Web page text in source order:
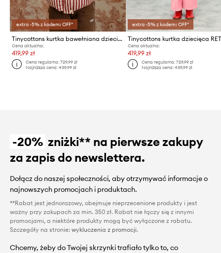
extra -5% z kodem: OFF*
Tinycottons kurtka bawełniana dziecięca STRIPES SHORT PADDED JACKET
Cena aktualna:
419,99 zł
Cena regularna:729,99 zł
Najniższa cena:439,99 zł
extra -5% z kodem: OFF*
Cena aktualna:
419,99 zł
Cena regularna: 729,99 zł
Najniższa cena: 439,99 zł
-20% zniżki** na pierwsze zakupy
za zapis do newslettera.
Dołącz do naszej społeczności, aby otrzymywać informacje o
najnowszych promocjach i produktach.
**Rabat jest jednorazowy, obejmuje nieprzecenione produkty i jest
ważny przy zakupach za min. 350 zł. Rabat nie łączy się z innymi
promocjami, a niektóre produkty mogą być wyłączone z rabatu.
Szczegóły na stronie: wykluczenia z promocji.
Chcemy, żeby do Twojej skrzynki trafiało tylko to, co